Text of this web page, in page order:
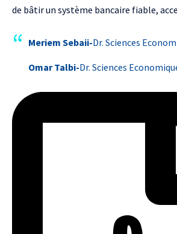
de bâtir un système bancaire fiable,
Meriem Sebaii-Dr. Sciences
Omar Talbi-Dr. Sciences